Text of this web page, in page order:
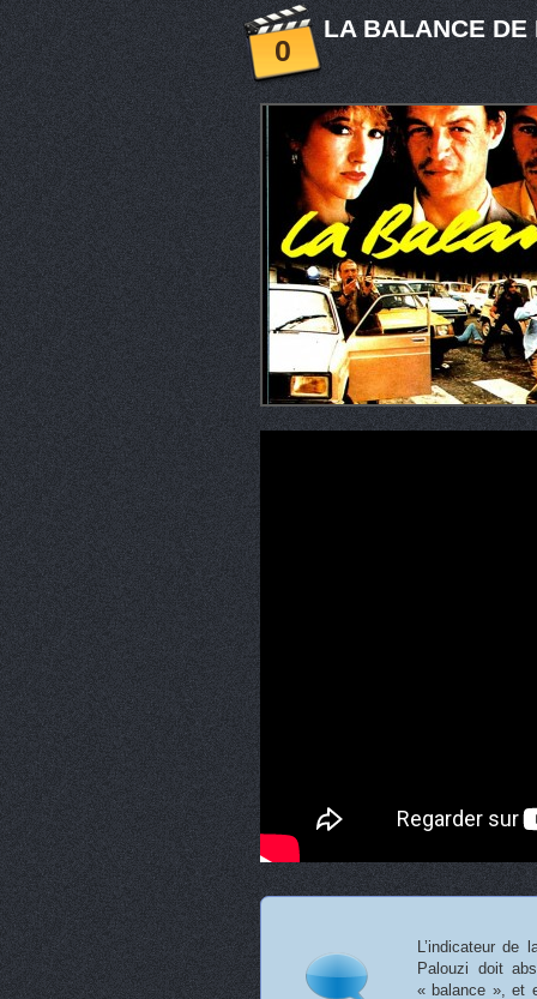
0
LA BALANCE DE
L’indicateur de
Palouzi doit
« balance », et